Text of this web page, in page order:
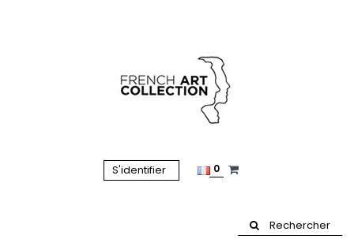
S'identifier 0
Rechercher